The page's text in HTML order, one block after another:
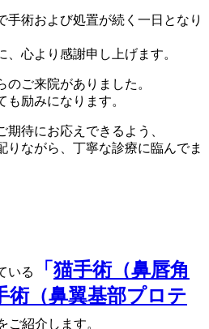
手術および処置が続く一日となり
心より感謝申し上げます。
のご来院がありました。
も励みになります。
待にお応えできるよう、
りながら、丁寧な診療に臨んでま
いる 「 猫手術（鼻唇角
術（鼻翼基部プロテ
ご紹介します。